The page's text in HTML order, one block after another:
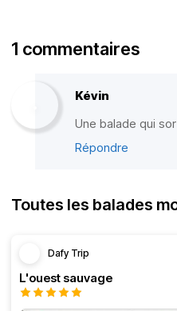
1 commentaires
Kévin
Une balade qui
Répondre
Toutes les balades
Dafy Trip
L'ouest sauvage